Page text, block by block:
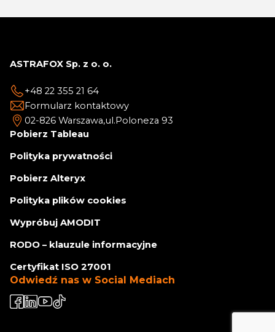
ASTRAFOX Sp. z o. o.
+48 22 355 21 64
Formularz kontaktowy
02-826 Warszawa,ul.Poloneza 93
Pobierz Tableau
Polityka prywatności
Pobierz Alteryx
Polityka plików cookies
Wypróbuj AMODIT
RODO – klauzule informacyjne
Certyfikat ISO 27001
Odwiedź nas w Social Mediach